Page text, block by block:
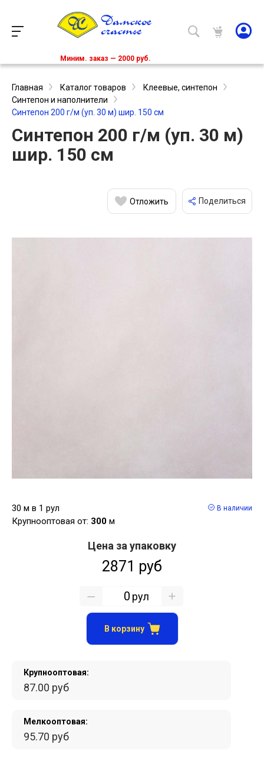
Миним. заказ — 2000 руб.
Главная Каталог товаров
Клеевые, синтепон
Синтепон и наполнители
Синтепон 200 г/м (уп. 30 м) шир. 150 см
Синтепон 200 г/м (уп. 30 м)
шир. 150 см
Отложить Поделиться
30 м в 1 рул
Крупнооптовая от: 300 м
В наличии
Крупнооптовая:
87.00 руб
Мелкооптовая:
95.70 руб
Цена за упаковку
2871 руб
рул
В корзину